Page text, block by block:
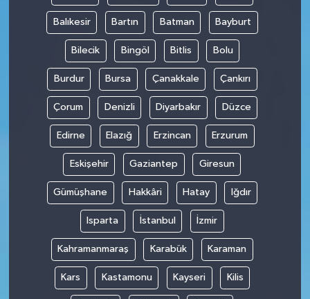
Balıkesir Bartın Batman Bayburt
Bilecik Bingöl Bitlis Bolu
Burdur Bursa Çanakkale Çankırı
Çorum Denizli Diyarbakır Düzce
Edirne Elazığ Erzincan Erzurum
Eskişehir Gaziantep Giresun
Gümüşhane Hakkâri Hatay Iğdır
Isparta İstanbul İzmir
Kahramanmaraş Karabük Karaman
Kars Kastamonu Kayseri Kilis